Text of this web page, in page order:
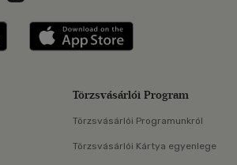
Libri applikáció Szerezd meg: Google
Törzsvásárlói Program
Törzsvásárlói Programunkról
Törzsvásárlói Kártya egyenlege